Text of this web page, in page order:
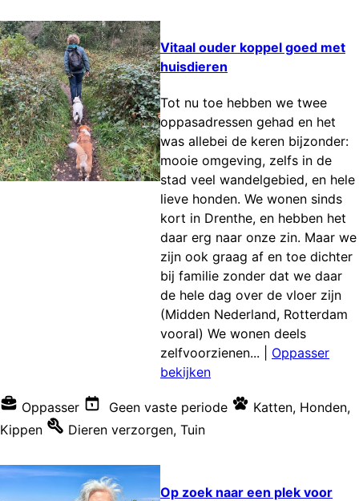
Vitaal ouder koppel goed met
huisdieren
Tot nu toe hebben we twee
oppasadressen gehad en het
was allebei de keren bijzonder:
mooie omgeving, zelfs in de
stad veel wandelgebied, en hele
lieve honden. We wonen sinds
kort in Drenthe, en hebben het
daar erg naar onze zin. Maar we
zijn ook graag af en toe dichter
bij familie zonder dat we daar
de hele dag over de vloer zijn
(Midden Nederland, Rotterdam
vooral) We wonen deels
zelfvoorzienen...
Oppasser
bekijken
Oppasser Geen vaste periode Katten, Honden,
Kippen
Dieren verzorgen, Tuin
Op zoek naar een plek voor